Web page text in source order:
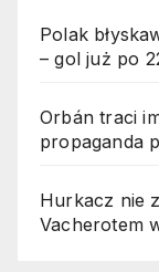
Polak
– gol już po
Orbán traci
propaganda
Hurkacz nie
Vacherotem